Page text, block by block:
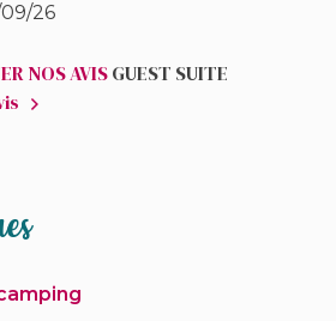
26
NOS AVISGUEST SUITE